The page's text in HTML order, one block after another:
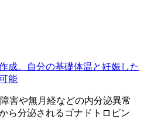
成。自分の基礎体温と妊娠した
能
害や無月経などの内分泌異常
ら分泌されるゴナドトロピン